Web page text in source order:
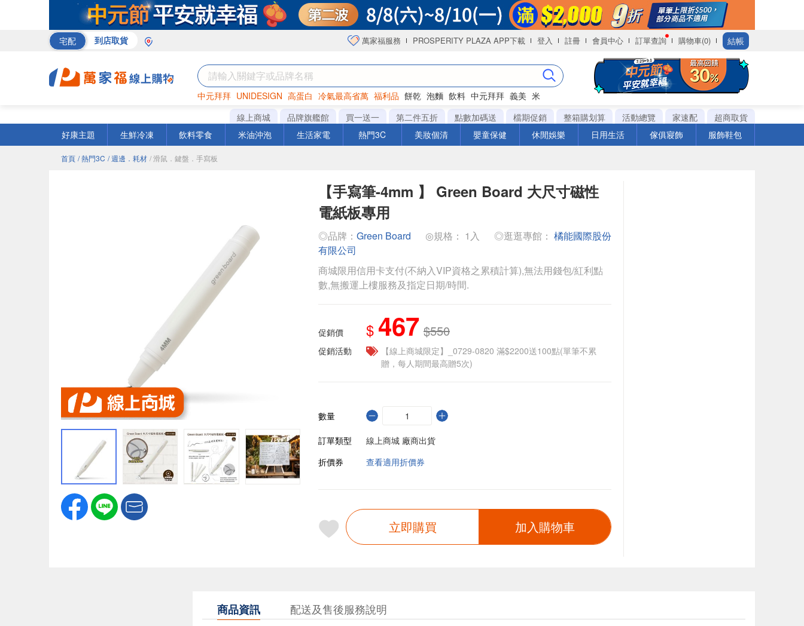
宅配 到店取貨 萬家福服務 PROSPERITY PLAZA APP下載 登入 註冊 會員中心 訂單查詢 購物車(0) 結帳
中元拜拜 UNIDESIGN 高蛋白 冷氣最高省萬 福利品 餅乾 泡麵 飲料 中元拜拜 義美 米
罐頭 咖啡 海苔
線上商城 品牌旗艦館 買一送一 第二件五折 點數加碼送 檔期促銷 整箱購划算 活動總覽 家速配
超商取貨
好康主題
生鮮冷凍 飲料零食 米油沖泡 生活家電 熱門3C 美妝個清 嬰童保健 休閒娛樂 日用生活 傢俱寢飾 服飾鞋包
首頁 / 熱門3C / 週邊．耗材 / 滑鼠．鍵盤．手寫板
【手寫筆-4mm 】 Green Board 大尺寸磁性
電紙板專用
◎品牌： Green Board ◎規格： 1入 ◎逛逛專館： 橘能國際股份
有限公司
商城限用信用卡支付(不納入VIP資格之累積計算),無法用錢包/紅利點
數,無搬運上樓服務及指定日期/時間.
促銷價 $ 467 $550
促銷活動
【線上商城限定】_0729-0820 滿$2200送100點(單筆不累
贈，每人期間最高贈5次)
數量
訂單類型
線上商城 廠商出貨
折價券
查看適用折價券
立即購買 加入購物車
商品資訊 配送及售後服務說明